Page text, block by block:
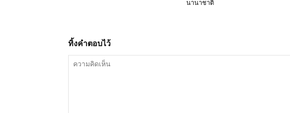
นานาชาติ
ทิ้งคำตอบไว้